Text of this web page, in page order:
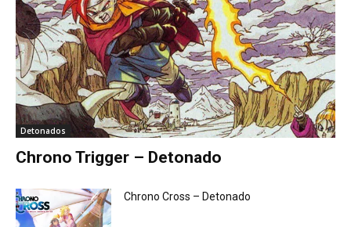
Detonados
Chrono Trigger – Detonado
Chrono Cross – Detonado